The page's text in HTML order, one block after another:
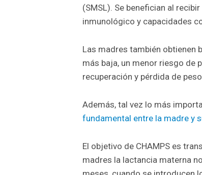
(SMSL). Se benefician al
inmunológico y capacidades
Las madres también obtienen
más baja, un menor riesgo de
recuperación y pérdida de
Además, tal vez lo más
fundamental entre la madre y
El objetivo de CHAMPS es
madres la lactancia materna